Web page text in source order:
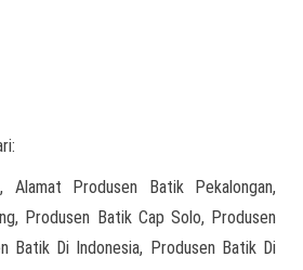
Alamat Produsen Batik Pekalongan,
Produsen Batik Cap Solo, Produsen
Batik Di Indonesia, Produsen Batik Di